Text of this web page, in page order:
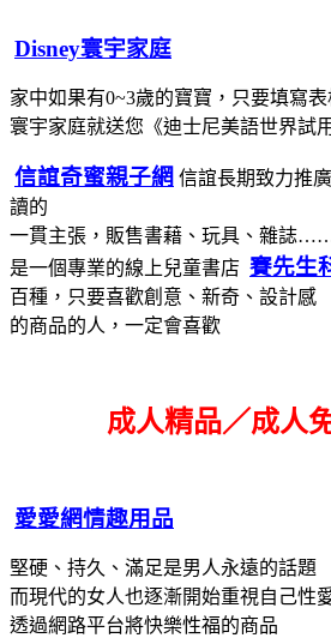
Disney寰宇家庭
家中如果有0~3歲的寶寶，只要填寫表
寰宇家庭就送您《迪士尼美語世界試
信誼奇蜜親子網 信誼長期致力推
讀的
一貫主張，販售書藉、玩具、雜誌
是一個專業的線上兒童書店 賽先生
百種，只要喜歡創意、新奇、設計感
的商品的人，一定會喜歡
成人精品／成人
愛愛網情趣用品
堅硬、持久、滿足是男人永遠的話題
而現代的女人也逐漸開始重視自己性
透過網路平台將快樂性福的商品